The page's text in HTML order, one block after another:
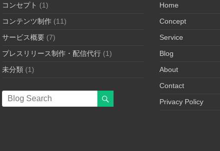
コンセプト (1)
コンテンツ制作 (11)
サービス概要 (7)
プレスリリース制作・配信代行 (1)
未分類 (1)
Home
Concept
Service
Blog
About
Contact
Privacy Policy